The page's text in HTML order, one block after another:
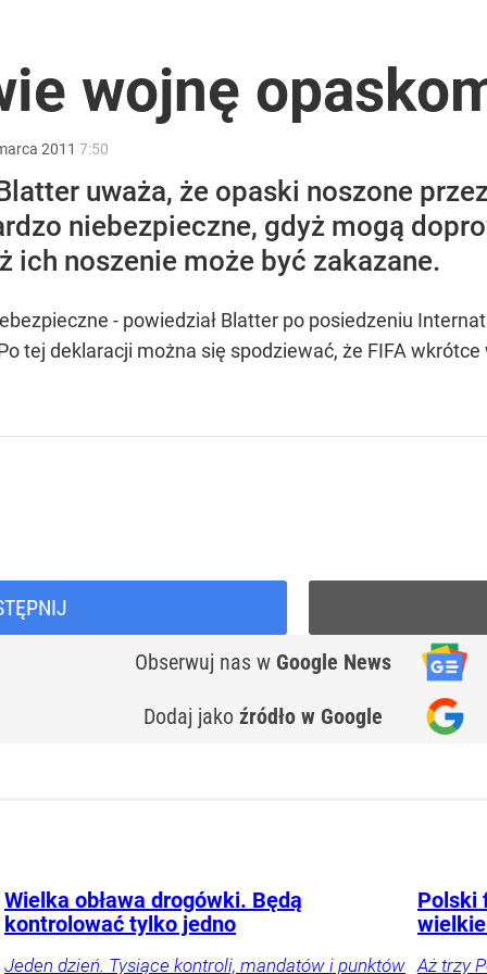
na Ukraińców
„Opowiada pop-psychologiczne brednie”
wojnę
2011 7:50
uważa, że opaski noszone
niebezpieczne, gdyż mogą
ich noszenie może być zakazane.
- powiedział Blatter po posiedzeniu
tej deklaracji można się spodziewać, że FIFA
Obserwuj nas w Google News
Dodaj jako źródło w Google
Wielka obława drogówki. Będą
kontrolować tylko jedno
Jeden dzień. Tysiące kontroli, mandatów i punktów
Polski
Aż trzy